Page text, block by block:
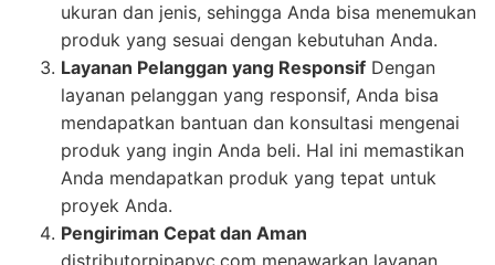
ukuran dan jenis, sehingga Anda bisa menemukan
produk yang sesuai dengan kebutuhan Anda.
Layanan Pelanggan yang Responsif Dengan
layanan pelanggan yang responsif, Anda bisa
mendapatkan bantuan dan konsultasi mengenai
produk yang ingin Anda beli. Hal ini memastikan
Anda mendapatkan produk yang tepat untuk
proyek Anda.
Pengiriman Cepat dan Aman